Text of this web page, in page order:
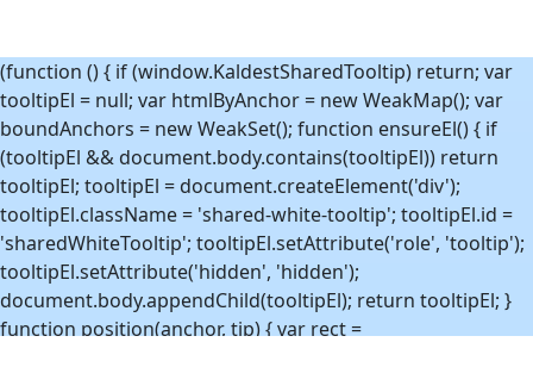
(function () { if (window.KaldestSharedTooltip) return; var
tooltipEl = null; var htmlByAnchor = new WeakMap(); var
boundAnchors = new WeakSet(); function ensureEl() { if
(tooltipEl && document.body.contains(tooltipEl)) return
tooltipEl; tooltipEl = document.createElement('div');
tooltipEl.className = 'shared-white-tooltip'; tooltipEl.id =
'sharedWhiteTooltip'; tooltipEl.setAttribute('role', 'tooltip');
tooltipEl.setAttribute('hidden', 'hidden');
document.body.appendChild(tooltipEl); return tooltipEl; }
function position(anchor, tip) { var rect =